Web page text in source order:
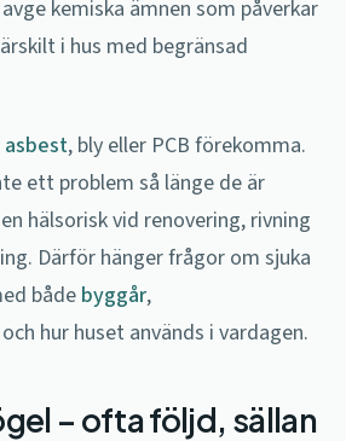
kemiska ämnen som påverkar
i hus med begränsad
asbest, bly eller PCB förekomma.
ett problem så länge de är
hälsorisk vid renovering, rivning
Därför hänger frågor om sjuka
både byggår,
hur huset används i vardagen.
– ofta följd, sällan